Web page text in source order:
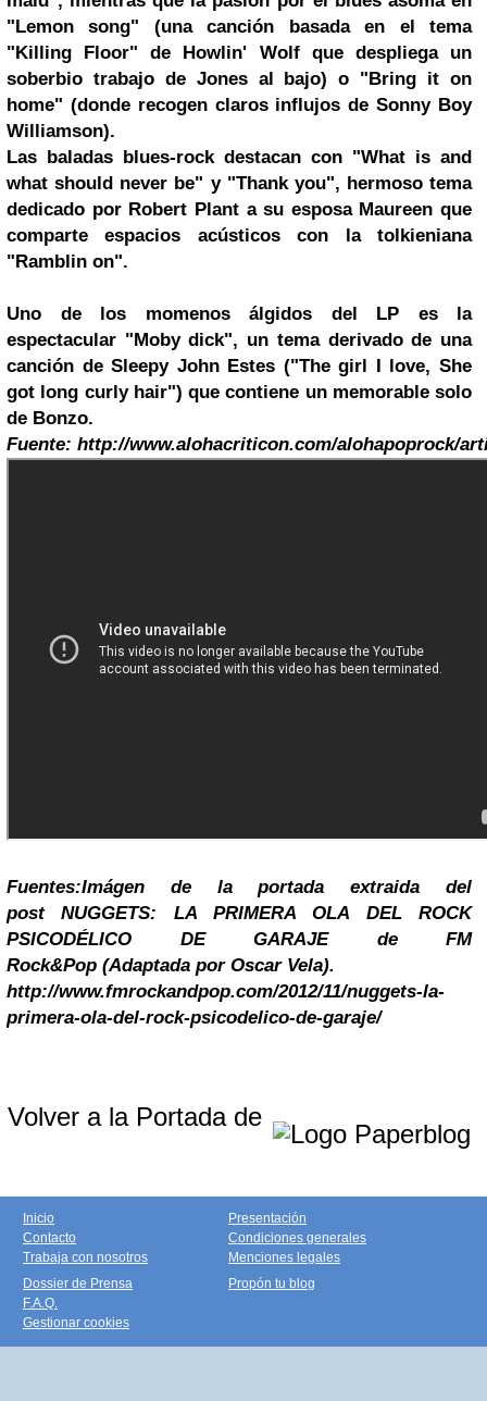
"Lemon song" (una canción basada en el tema
"Killing Floor" de Howlin' Wolf que despliega un
soberbio trabajo de Jones al bajo) o "Bring it on
home" (donde recogen claros influjos de Sonny Boy
Williamson).
Las baladas blues-rock destacan con "What is and
what should never be" y "Thank you", hermoso tema
dedicado por Robert Planta su esposa Maureen que
comparte espacios acústicos con la tolkieniana
"Ramblin on".
Uno de los momenos álgidos del LP es la
espectacular "Moby dick", un tema derivado de una
canción de Sleepy John Estes ("The girl I love, She
got long curly hair") que contiene un memorable solo
de Bonzo.
Fuente: http://www.alohacriticon.com/alohapoprock/
Fuentes:Imágen de la portada extraida del
postNUGGETS: LA PRIMERA OLA DEL ROCK
PSICODÉLICO DE GARAJE de FM
Rock&Pop (Adaptada por Oscar Vela).
http://www.fmrockandpop.com/2012/11/nuggets-la-
primera-ola-del-rock-psicodelico-de-garaje/
Volver a la Portada de
Inicio
Contacto
Trabaja con nosotros
Presentación
Condiciones generales
Menciones legales
Dossier de Prensa
F.A.Q.
Gestionar cookies
Propón tu blog